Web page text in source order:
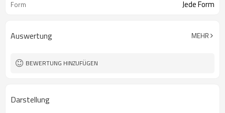
Form Jede Form
Auswertung MEHR
BEWERTUNG HINZUFÜGEN
Darstellung